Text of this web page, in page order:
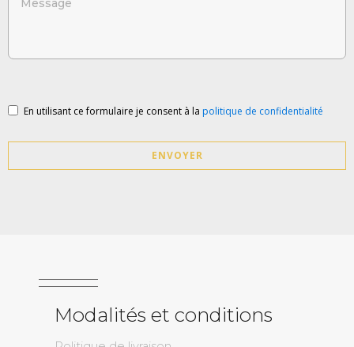
En utilisant ce formulaire je consent à la politique de confidentialité
ENVOYER
Modalités et conditions